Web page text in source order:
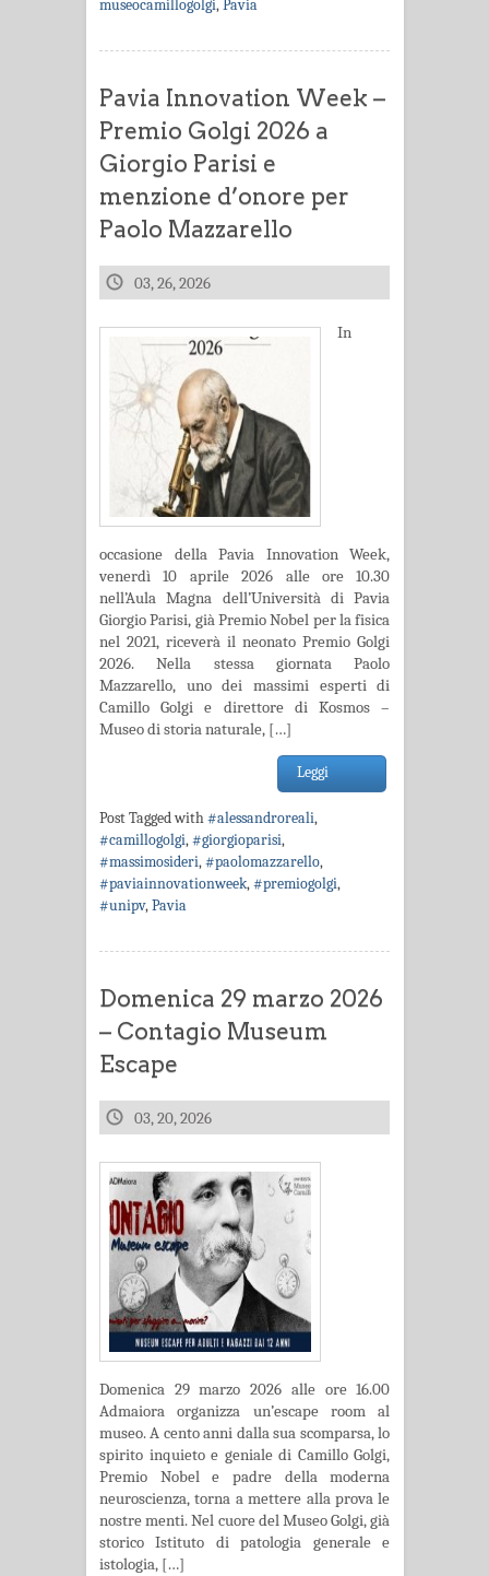
museocamillogolgi,Pavia
Pavia Innovation Week –
Premio Golgi 2026 a
Giorgio Parisi e
menzione d’onore per
Paolo Mazzarello
03, 26, 2026
In
occasione della Pavia Innovation Week,
venerdì 10 aprile 2026 alle ore 10.30
nell’Aula Magna dell’Università di Pavia
Giorgio Parisi, già Premio Nobel per la fisica
nel 2021, riceverà il neonato Premio Golgi
2026. Nella stessa giornata Paolo
Mazzarello, uno dei massimi esperti di
Camillo Golgi e direttore di Kosmos –
Museo di storia naturale, […]
Leggi
Post Tagged with#alessandroreali,
#camillogolgi,#giorgioparisi,
#massimosideri,#paolomazzarello,
#paviainnovationweek,#premiogolgi,
#unipv,Pavia
Domenica 29 marzo 2026
– Contagio Museum
Escape
03, 20, 2026
Domenica 29 marzo 2026 alle ore 16.00
Admaiora organizza un’escape room al
museo. A cento anni dalla sua scomparsa, lo
spirito inquieto e geniale di Camillo Golgi,
Premio Nobel e padre della moderna
neuroscienza, torna a mettere alla prova le
nostre menti. Nel cuore del Museo Golgi, già
storico Istituto di patologia generale e
istologia, […]